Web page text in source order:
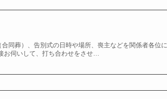
同葬）、告別式の日時や場所、喪主などを関係者各位に
伺いして、打ち合わせをさせ…